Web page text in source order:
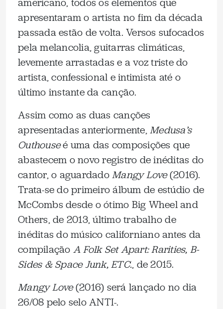
apresentaram o artista no fim da década
passada estão de volta. Versos sufocados
pela melancolia, guitarras climáticas,
levemente arrastadas e a voz triste do
artista, confessional e intimista até o
último instante da canção.
Assim como as duas canções
apresentadas anteriormente,Medusa’s
Outhouseé uma das composições que
abastecem o novo registro de inéditas do
cantor, o aguardadoMangy Love(2016).
Trata-se do primeiro álbum de estúdio de
McCombs desde o ótimo Big Wheel and
Others, de 2013, último trabalho de
inéditas do músico californiano antes da
compilação A Folk Set Apart: Rarities, B-
Sides & Space Junk, ETC., de 2015.
Mangy Love(2016) será lançado no dia
26/08 pelo selo ANTI-.